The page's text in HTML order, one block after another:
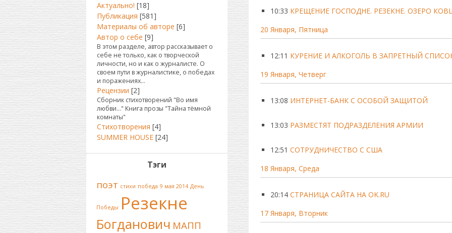
10:33 КРЕЩЕНИЕ ГОСПОДНЕ. РЕЗЕКНЕ. ОЗЕРО
20 Января, Пятница
12:11 КУРЕНИЕ И АЛКОГОЛЬ В ЗАПРЕТНЫЙ
19 Января, Четверг
13:08 ИНТЕРНЕТ-БАНК С ОСОБОЙ ЗАЩИТОЙ
13:03 РАЗМЕСТЯТ ПОДРАЗДЕЛЕНИЯ АРМИИ
12:51 СОТРУДНИЧЕСТВО С США
18 Января, Среда
20:14 СТРАНИЦА САЙТА НА OK.RU
17 Января, Вторник
Актуально! [18]
Публикация [581]
Материалы об авторе [6]
Автор о себе [9]
В этом разделе, автор рассказывает о
себе не только, как о творческой
личности, но и как о журналисте. О
своем пути в журналистике, о победах
и поражениях...
Рецензии [2]
Сборник стихотворений "Во имя
любви..." Книга прозы "Тайна тёмной
комнаты"
Стихотворения [4]
SUMMER HOUSE [24]
Тэги
поэт стихи победа 9 мая 2014 День
Победы Резекне
Богданович МАПП